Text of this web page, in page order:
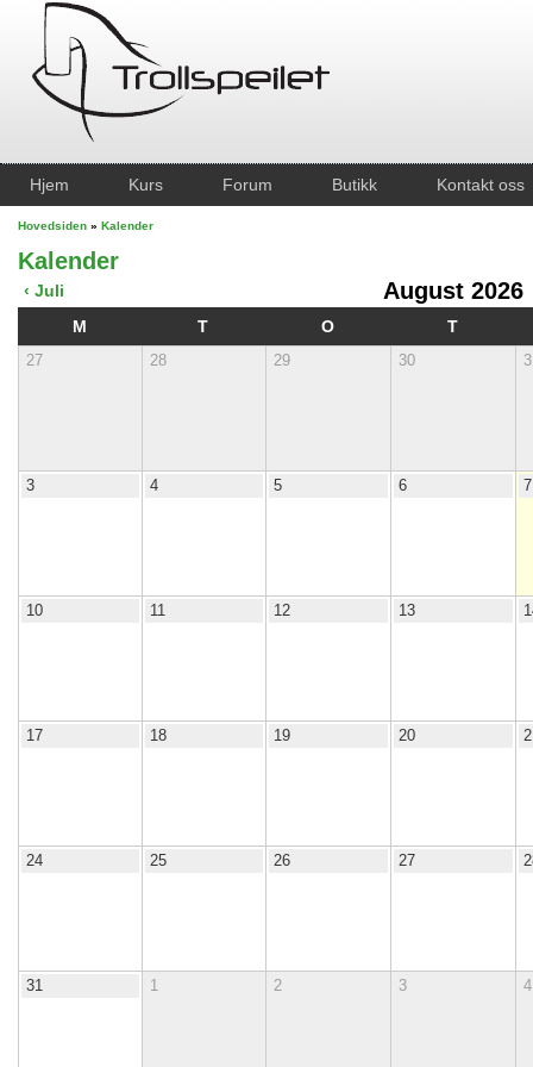
Hjem Kurs Forum Butikk Kontakt oss
Hovedsiden » Kalender
Kalender
‹ Juli August 2026
M T O T
27 28 29 30
3 4 5 6 7
10 11 12 13
17 18 19 20
24 25 26 27
31 1 2 3 4